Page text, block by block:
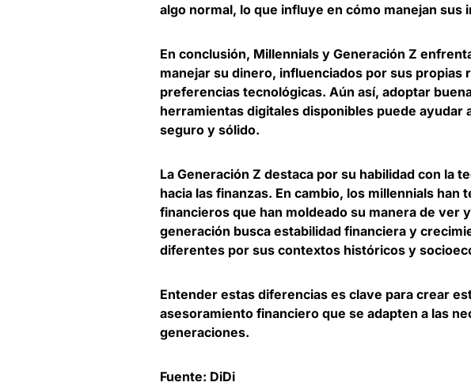
algo normal, lo que influye en cómo manejan sus
En conclusión, Millennials y Generación Z
manejar su dinero, influenciados por sus propias
preferencias tecnológicas. Aún así, adoptar
herramientas digitales disponibles puede
seguro y sólido.
La Generación Z destaca por su habilidad con la
hacia las finanzas. En cambio, los millennials han
financieros que han moldeado su manera de ver
generación busca estabilidad financiera y
diferentes por sus contextos históricos y
Entender estas diferencias es clave para crear
asesoramiento financiero que se adapten a las
generaciones.
Fuente: DiDi